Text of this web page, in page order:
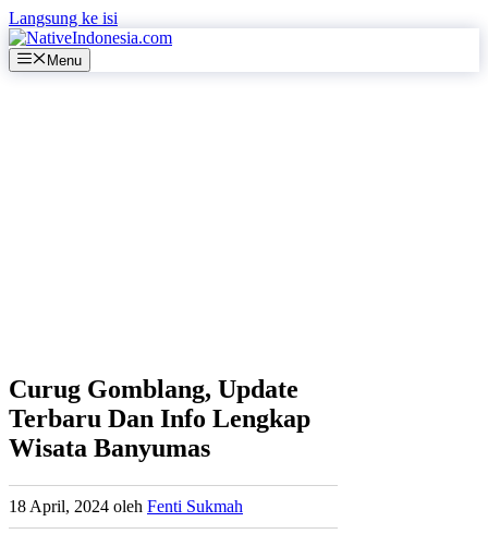
Langsung ke isi
Menu
Curug Gomblang, Update
Terbaru Dan Info Lengkap
Wisata Banyumas
18 April, 2024 oleh Fenti Sukmah